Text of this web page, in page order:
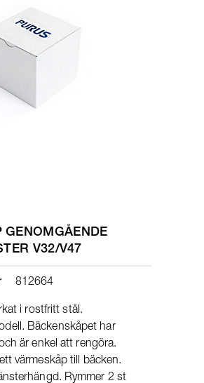
GENOMGÅENDE
V32/V47
812664
i rostfritt stål.
Bäckenskåpet har
är enkel att rengöra.
värmeskåp till bäcken.
Rymmer 2 st